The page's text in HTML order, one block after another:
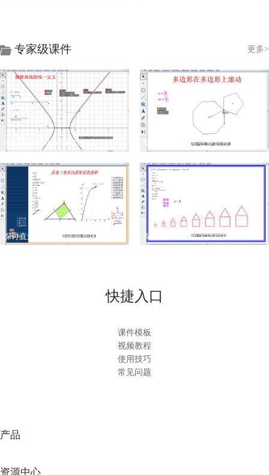
专家级课件 更多>
动态演示圆锥曲线的统一定义 动态演示多边形在多边形上滚动
探讨直角三角形内接矩形的面积 探究点组成图形的排列规律
快捷入口
课件模板
视频教程
使用技巧
常见问题
产品
资源中心